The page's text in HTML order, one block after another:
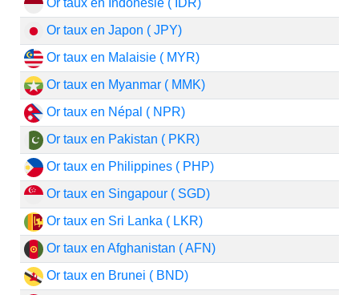
Or taux en Indonésie ( IDR)
Or taux en Japon ( JPY)
Or taux en Malaisie ( MYR)
Or taux en Myanmar ( MMK)
Or taux en Népal ( NPR)
Or taux en Pakistan ( PKR)
Or taux en Philippines ( PHP)
Or taux en Singapour ( SGD)
Or taux en Sri Lanka ( LKR)
Or taux en Afghanistan ( AFN)
Or taux en Brunei ( BND)